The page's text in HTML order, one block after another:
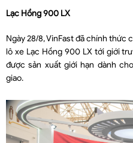
Lạc Hồng 900 LX
Ngày 28/8, VinFast đã chính thức
lô xe Lạc Hồng 900 LX tới giới
được sản xuất giới hạn dành
giao.